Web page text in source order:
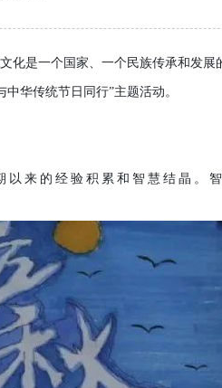
化是一个国家、一个民族传承和发展
华传统节日同行”主题活动。
来的经验积累和智慧结晶。